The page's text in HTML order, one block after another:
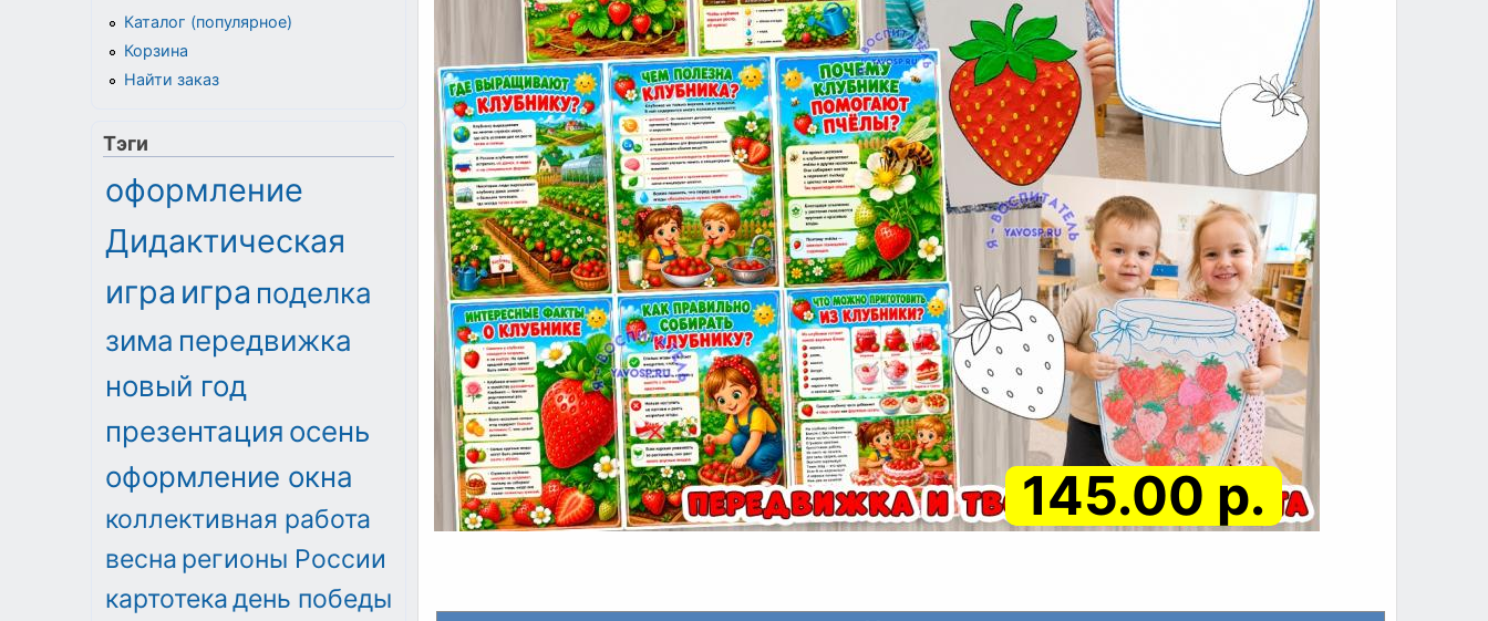
145.00 р.
Каталог (популярное)
Корзина
Найти заказ
Тэги
оформление
Дидактическая
игра игра поделка
зима передвижка
новый год
презентация осень
оформление окна
коллективная работа
весна регионы России
картотекадень победы